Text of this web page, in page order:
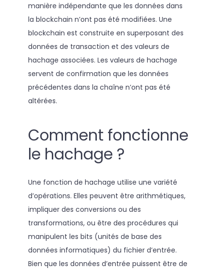
manière indépendante que les données dans
la blockchain n’ont pas été modifiées. Une
blockchain est construite en superposant des
données de transaction et des valeurs de
hachage associées. Les valeurs de hachage
servent de confirmation que les données
précédentes dans la chaîne n’ont pas été
altérées.
Comment fonctionne
le hachage ?
Une fonction de hachage utilise une variété
d’opérations. Elles peuvent être arithmétiques,
impliquer des conversions ou des
transformations, ou être des procédures qui
manipulent les bits (unités de base des
données informatiques) du fichier d’entrée.
Bien que les données d’entrée puissent être de